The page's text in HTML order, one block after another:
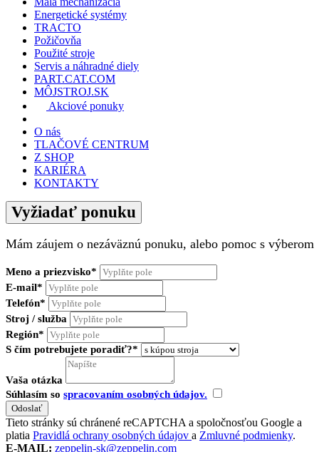
Energetické systémy
TRACTO
Požičovňa
Použité stroje
Servis a náhradné diely
PART.CAT.COM
MÔJSTROJ.SK
Akciové ponuky
O nás
TLAČOVÉ CENTRUM
Z SHOP
KARIÉRA
KONTAKTY
Vyžiadať ponuku
Mám záujem o nezáväznú ponuku, alebo pomoc s výberom
Meno a priezvisko*
E-mail*
Telefón*
Stroj / služba
Región*
S čím potrebujete poradiť?*
Vaša otázka
Súhlasím so spracovaním osobných údajov.
Tieto stránky sú chránené reCAPTCHA a spoločnosťou Google a
platia Pravidlá ochrany osobných údajov a Zmluvné podmienky.
E-MAIL: zeppelin-sk@zeppelin.com